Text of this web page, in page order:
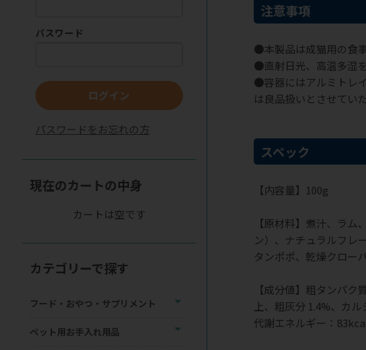
注意事項
●本製品は成猫用の食事
●直射日光、高温多湿
●容器にはアルミトレ
は良品扱いとさせてい
スペック
【内容量】100g
【原材料】煮汁、ラ
ン）、ナチュラルフレ
タンポポ、乾燥クロー
【成分値】粗タンパ
上、粗灰分 1.4%、カ
代謝エネルギー：
パスワード
ログイン
パスワードをお忘れの方
現在のカートの中身
カートは空です
カテゴリーで探す
フード・おやつ・サプリメント
ペット用お手入れ用品